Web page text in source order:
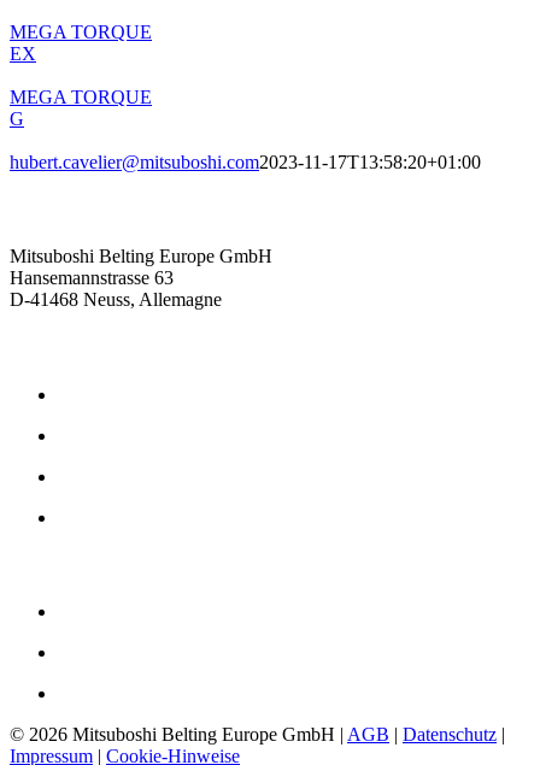
MEGA TORQUE
EX
MEGA TORQUE
G
hubert.cavelier@mitsuboshi.com2023-11-17T13:58:20+01:00
Mitsuboshi Belting Europe GmbH
Hansemannstrasse 63
D-41468 Neuss, Allemagne
© 2026 Mitsuboshi Belting Europe GmbH | AGB | Datenschutz |
Impressum | Cookie-Hinweise